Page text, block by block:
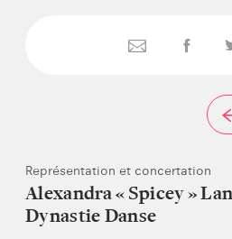
Représentation et concertation
Alexandra « Spicey »
Dynastie Danse